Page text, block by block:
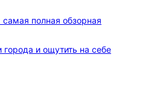
полная обзорная
и ощутить на себе